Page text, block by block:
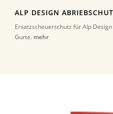
ALP DESIGN
Ersatzscheuerschutz für Alp
Gurte. mehr